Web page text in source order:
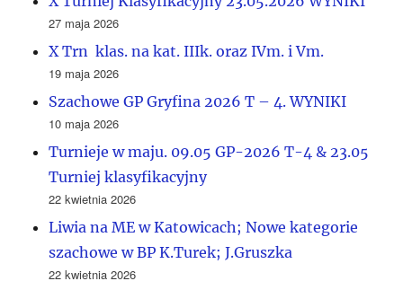
27 maja 2026
X Trn klas. na kat. IIIk. oraz IVm. i Vm.
19 maja 2026
Szachowe GP Gryfina 2026 T – 4. WYNIKI
10 maja 2026
Turnieje w maju. 09.05 GP-2026 T-4 & 23.05
Turniej klasyfikacyjny
22 kwietnia 2026
Liwia na ME w Katowicach; Nowe kategorie
szachowe w BP K.Turek; J.Gruszka
22 kwietnia 2026